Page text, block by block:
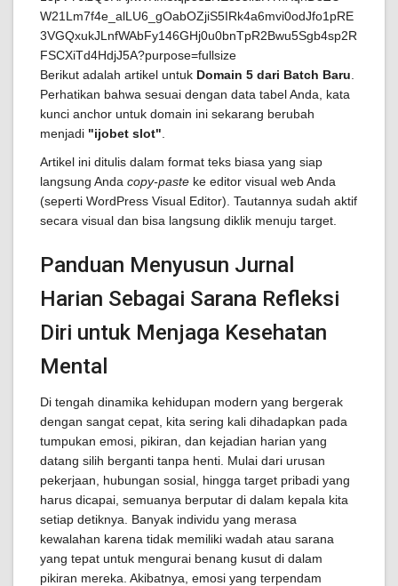
Berikut adalah artikel untuk Domain 5 dari Batch Baru
Perhatikan bahwa sesuai dengan data tabel Anda, kata
kunci anchor untuk domain ini sekarang berubah
menjadi "ijobet slot"
Artikel ini ditulis dalam format teks biasa yang siap
langsung Anda copy-paste ke editor visual web Anda
(seperti WordPress Visual Editor). Tautannya sudah aktif
secara visual dan bisa langsung diklik menuju target.
Panduan Menyusun Jurnal
Harian Sebagai Sarana Refleksi
Diri untuk Menjaga Kesehatan
Mental
Di tengah dinamika kehidupan modern yang bergerak
dengan sangat cepat, kita sering kali dihadapkan pada
tumpukan emosi, pikiran, dan kejadian harian yang
datang silih berganti tanpa henti. Mulai dari urusan
pekerjaan, hubungan sosial, hingga target pribadi yang
harus dicapai, semuanya berputar di dalam kepala kita
setiap detiknya. Banyak individu yang merasa
kewalahan karena tidak memiliki wadah atau sarana
yang tepat untuk mengurai benang kusut di dalam
pikiran mereka. Akibatnya, emosi yang terpendam